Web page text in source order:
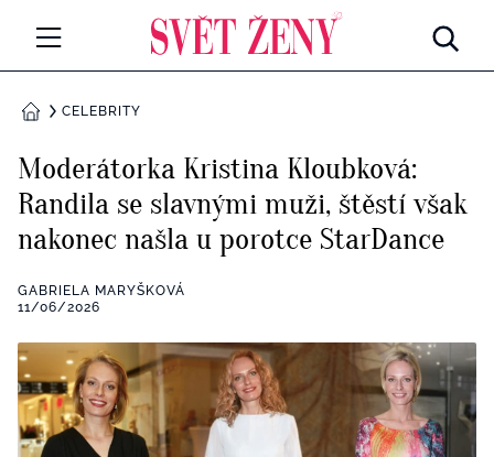
Všechny kategorie
Rozhovory
RETROHUBKY
Všechny kategorie
Seberozvoj
Všechny kategorie
Životní styl
ZÁBAVA
Všechny kategorie
BYDLENÍ
DOMŮCELEBRITY
Moderátorka Kristina Kloubková:
Randila se slavnými muži, štěstí však
nakonec našla u porotce StarDance
GABRIELA MARYŠKOVÁ
11/06/2026